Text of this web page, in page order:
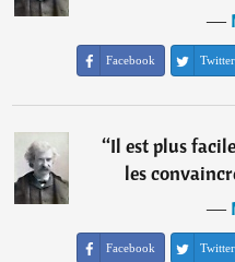
―
Facebook Twitter
“Il est plus
les
―
Facebook Twitter